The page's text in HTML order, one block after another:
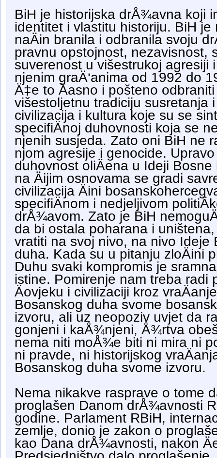
BiH je historijska drÅ¾avna koji
identitet i vlastitu historiju. BiH je
naÄin branila i odbranila svoju
pravnu opstojnost, nezavisnost,
suverenost u višestrukoj agresiji
njenim graÄ‘anima od 1992 do
Ä‡e to Äasno i pošteno
višestoljetnu tradiciju susretanja i
civilizacija i kultura koje su se
specifiÄnoj duhovnosti koja se
njenih susjeda. Zato oni BiH ne
njom agresije i genocide. Upravo
duhovnost oliÄena u Ideji
na Äijim osnovama se gradi
civilizacija Äini
specifiÄnom i nedjeljivom
drÅ¾avom. Zato je BiH
da bi ostala poharana i
vratiti na svoj nivo, na nivo Ideje
duha. Kada su u pitanju zloÄini
Duhu svaki kompromis je
istine. Pomirenje nam treba radi
Äovjeku i civilizaciji kroz
Bosanskog duha svome
izvoru, ali uz neopoziv uvjet da
gonjeni i kaÅ¾njeni, Å¾rtva
nema niti moÅ¾e biti ni mira ni
ni pravde, ni historijskog
Bosanskog duha svome izvoru.
Nema nikakve rasprave o tome
proglašen Danom drÅ¾avnosti
godine. Parlament RBiH,
zemlje, donio je zakon o
kao Dana drÅ¾avnosti, nakon